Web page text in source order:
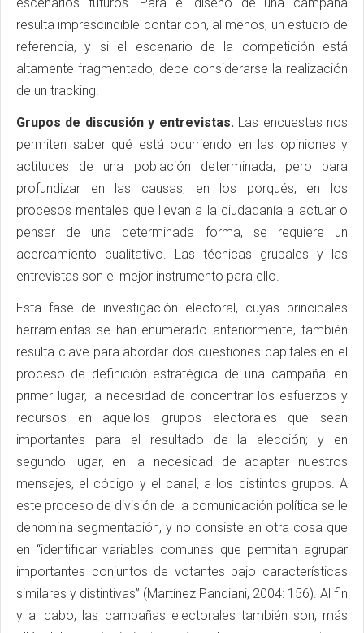
resulta imprescindible contar con, al menos, un estudio de
referencia, y si el escenario de la competición está
altamente fragmentado, debe considerarse la realización
de un tracking.
Grupos de discusión y entrevistas.Las encuestas nos
permiten saber qué está ocurriendo en las opiniones y
actitudes de una población determinada, pero para
profundizar en las causas, en los porqués, en los
procesos mentales que llevan a la ciudadanía a actuar o
pensar de una determinada forma, se requiere un
acercamiento cualitativo. Las técnicas grupales y las
entrevistas son el mejor instrumento para ello.
Esta fase de investigación electoral, cuyas principales
herramientas se han enumerado anteriormente, también
resulta clave para abordar dos cuestiones capitales en el
proceso de definición estratégica de una campaña: en
primer lugar, la necesidad de concentrar los esfuerzos y
recursos en aquellos grupos electorales que sean
importantes para el resultado de la elección; y en
segundo lugar, en la necesidad de adaptar nuestros
mensajes, el código y el canal, a los distintos grupos. A
este proceso de división de la comunicación política se le
denomina segmentación, y no consiste en otra cosa que
en “identificar variables comunes que permitan agrupar
importantes conjuntos de votantes bajo características
similares y distintivas” (Martínez Pandiani, 2004: 156). Al fin
y al cabo, las campañas electorales también son, más